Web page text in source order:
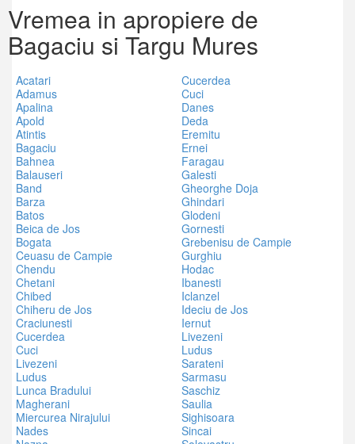
Vremea in apropiere de
Bagaciu si Targu Mures
Acatari
Adamus
Apalina
Apold
Atintis
Bagaciu
Bahnea
Balauseri
Band
Barza
Batos
Beica de Jos
Bogata
Ceuasu de Campie
Chendu
Chetani
Chibed
Chiheru de Jos
Craciunesti
Cucerdea
Cuci
Cucerdea
Cuci
Danes
Deda
Eremitu
Ernei
Faragau
Galesti
Gheorghe Doja
Ghindari
Glodeni
Gornesti
Grebenisu de Campie
Gurghiu
Hodac
Ibanesti
Iclanzel
Ideciu de Jos
Iernut
Livezeni
Ludus
Livezeni
Ludus
Lunca Bradului
Magherani
Miercurea Nirajului
Nades
Sarateni
Sarmasu
Saschiz
Saulia
Sighisoara
Sincai